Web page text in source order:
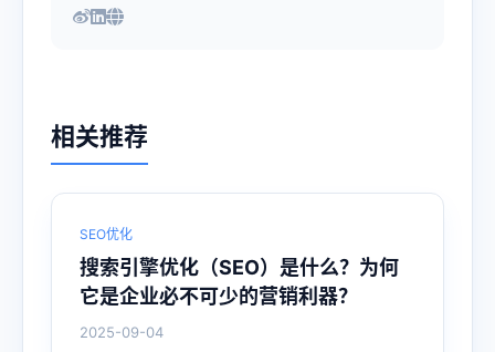
相关推荐
SEO优化
搜索引擎优化（SEO）是什么？为何
它是企业必不可少的营销利器？
2025-09-04